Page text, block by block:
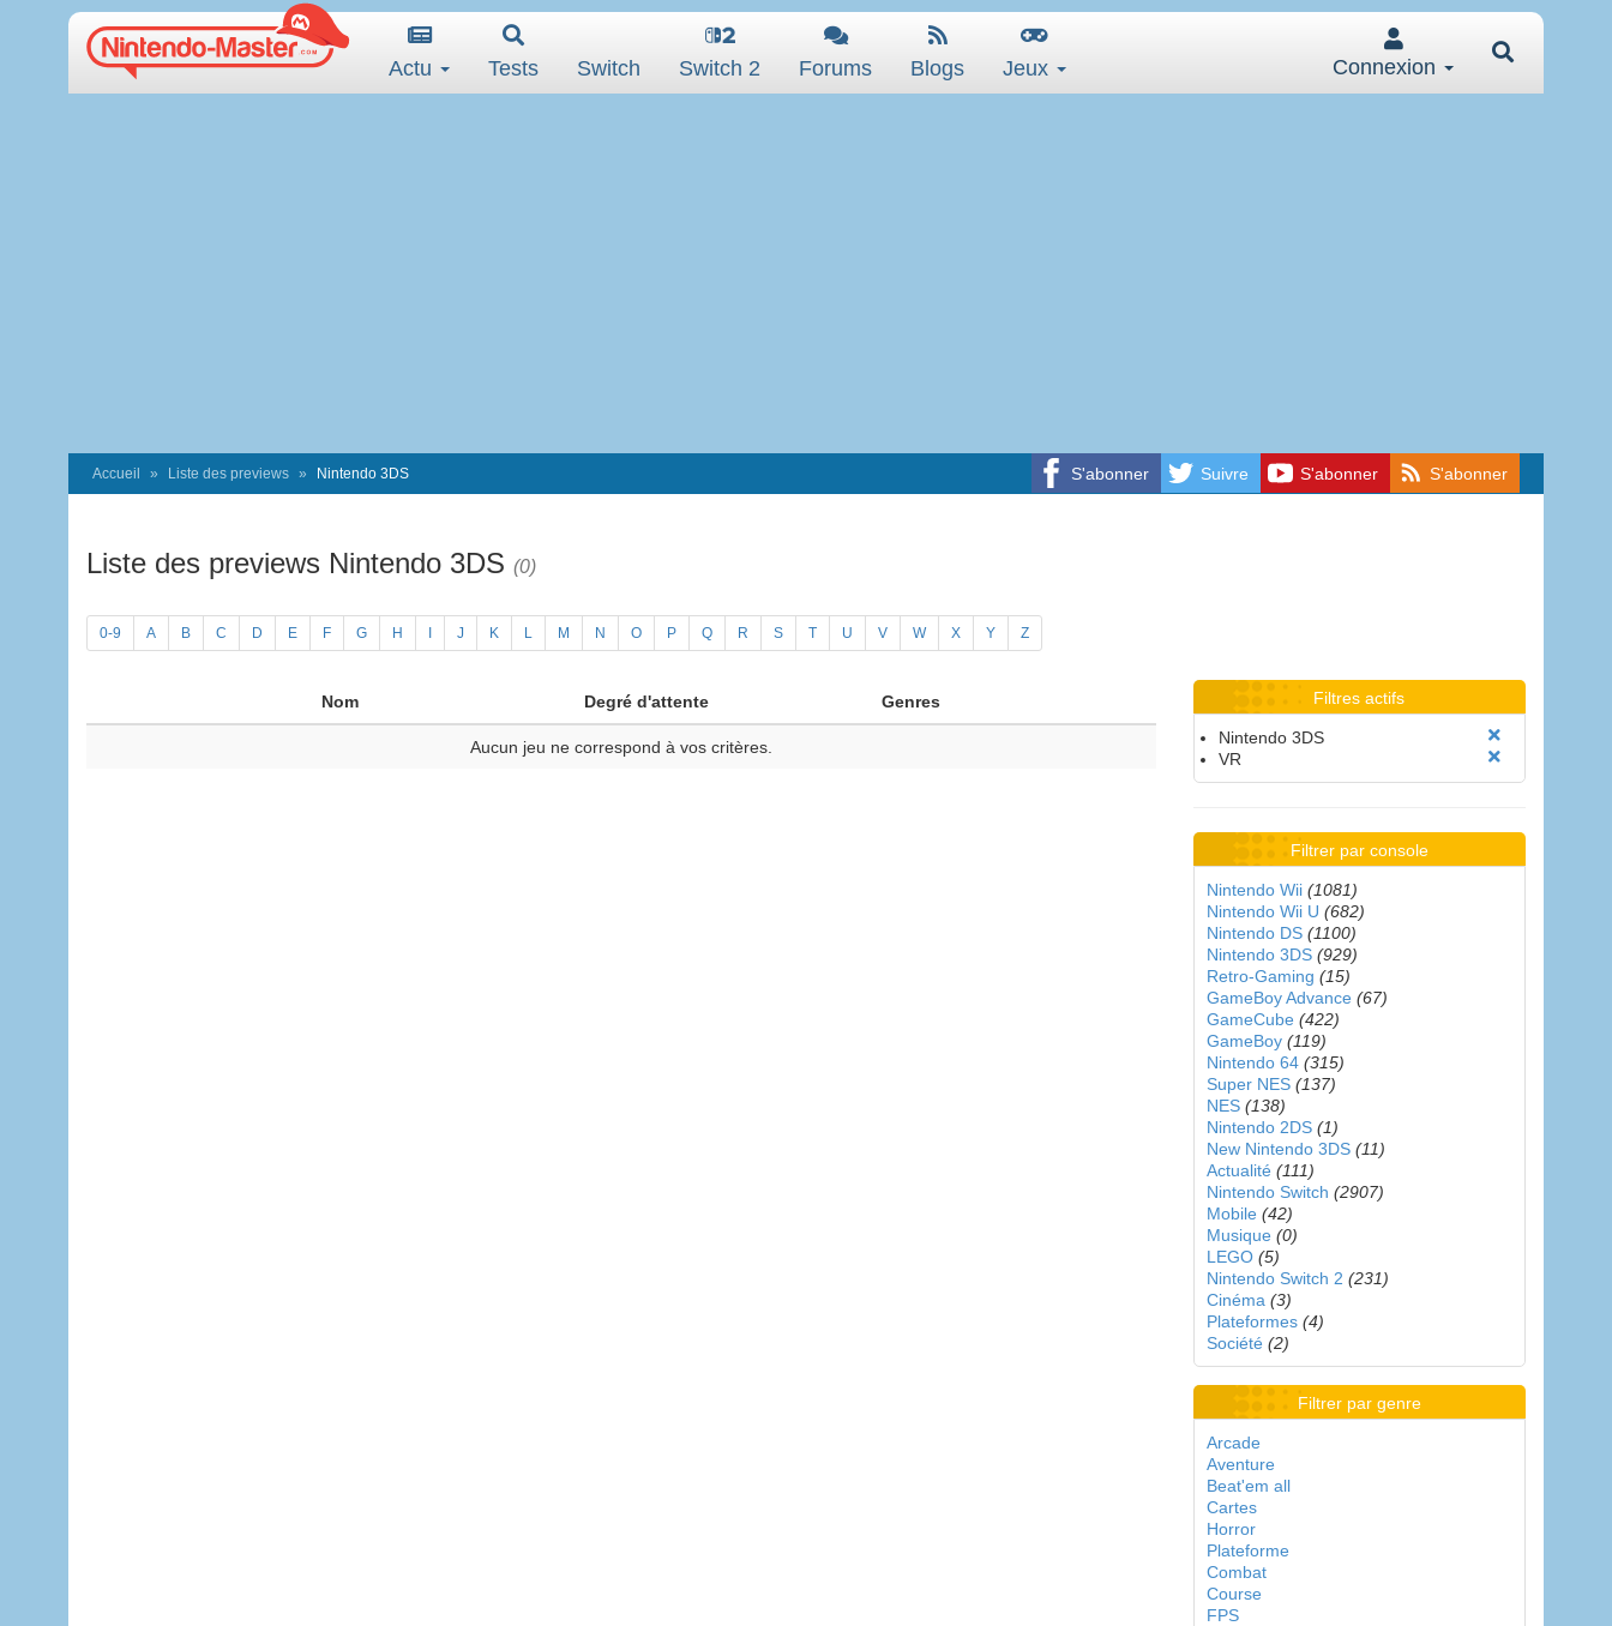
Actu Tests Switch Switch 2 Forums Blogs Jeux Connexion
S'abonner Suivre S'abonner S'abonner
Accueil Liste des previews Nintendo 3DS
Liste des previews Nintendo 3DS (0)
0-9 A B C D E F G H J K L M N O P Q R S T U V W X Y Z
Nom Degré d'attente Genres
Aucun jeu ne correspond à vos critères.
Filtres actifs
Nintendo 3DS
VR
Filtrer par console
Nintendo Wii (1081)
Nintendo Wii U (682)
Nintendo DS (1100)
Nintendo 3DS (929)
Retro-Gaming (15)
GameBoy Advance (67)
GameCube (422)
GameBoy (119)
Nintendo 64 (315)
Super NES (137)
NES (138)
Nintendo 2DS (1)
New Nintendo 3DS (11)
Actualité (111)
Nintendo Switch (2907)
Mobile (42)
Musique (0)
LEGO (5)
Nintendo Switch 2 (231)
Cinéma (3)
Plateformes (4)
Société (2)
Filtrer par genre
Arcade
Aventure
Beat'em all
Cartes
Horror
Plateforme
Combat
Course
FPS